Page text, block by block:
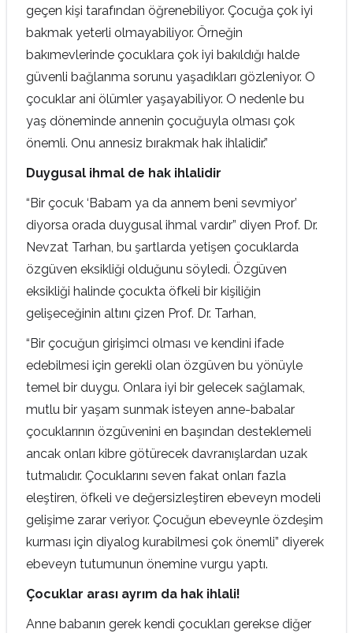
geçen kişi tarafından öğrenebiliyor. Çocuğa çok iyi
bakmak yeterli olmayabiliyor. Örneğin
bakımevlerinde çocuklara çok iyi bakıldığı halde
güvenli bağlanma sorunu yaşadıkları gözleniyor. O
çocuklar ani ölümler yaşayabiliyor. O nedenle bu
yaş döneminde annenin çocuğuyla olması çok
önemli. Onu annesiz bırakmak hak ihlalidir.”
Duygusal ihmal de hak ihlalidir
“Bir çocuk ‘Babam ya da annem beni sevmiyor’
diyorsa orada duygusal ihmal vardır” diyen Prof. Dr.
Nevzat Tarhan, bu şartlarda yetişen çocuklarda
özgüven eksikliği olduğunu söyledi. Özgüven
eksikliği halinde çocukta öfkeli bir kişiliğin
gelişeceğinin altını çizen Prof. Dr. Tarhan,
“Bir çocuğun girişimci olması ve kendini ifade
edebilmesi için gerekli olan özgüven bu yönüyle
temel bir duygu. Onlara iyi bir gelecek sağlamak,
mutlu bir yaşam sunmak isteyen anne-babalar
çocuklarının özgüvenini en başından desteklemeli
ancak onları kibre götürecek davranışlardan uzak
tutmalıdır. Çocuklarını seven fakat onları fazla
eleştiren, öfkeli ve değersizleştiren ebeveyn modeli
gelişime zarar veriyor. Çocuğun ebeveynle özdeşim
kurması için diyalog kurabilmesi çok önemli” diyerek
ebeveyn tutumunun önemine vurgu yaptı.
Çocuklar arası ayrım da hak ihlali!
Anne babanın gerek kendi çocukları gerekse diğer